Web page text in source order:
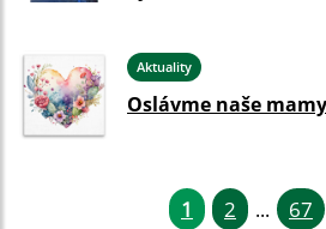
Aktuality
Oslávme naše mamy
1 2 ... 67